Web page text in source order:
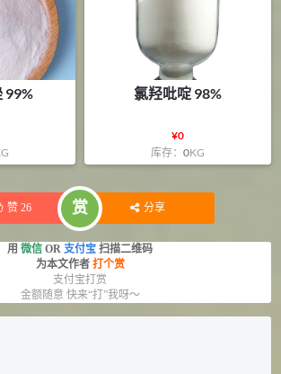
99% 氯羟吡啶 98%
¥0
库存：0KG
赞 26 赏 分享
用 微信 OR 支付宝 扫描二维码
为本文作者 打个赏
支付宝打赏
金额随意 快来“打”我呀～